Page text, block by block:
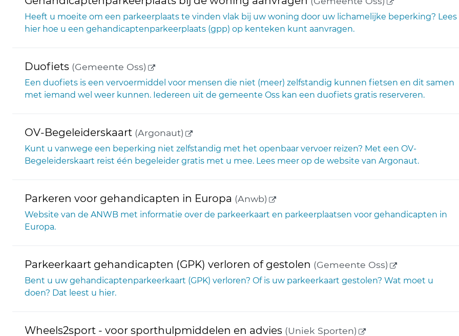
Heeft u moeite om een parkeerplaats te vinden vlak bij uw woning door uw lichamelijke beperking? Lees
hier hoe u een gehandicaptenparkeerplaats (gpp) op kenteken kunt aanvragen.
Duofiets (Gemeente Oss) (externe link)
Een duofiets is een vervoermiddel voor mensen die niet (meer) zelfstandig kunnen fietsen en dit samen
met iemand wel weer kunnen. Iedereen uit de gemeente Oss kan een duofiets gratis reserveren.
OV-Begeleiderskaart (Argonaut) (externe link)
Kunt u vanwege een beperking niet zelfstandig met het openbaar vervoer reizen? Met een OV-
Begeleiderskaart reist één begeleider gratis met u mee. Lees meer op de website van Argonaut.
Parkeren voor gehandicapten in Europa (Anwb) (externe link)
Website van de ANWB met informatie over de parkeerkaart en parkeerplaatsen voor gehandicapten in
Europa.
Parkeerkaart gehandicapten (GPK) verloren of gestolen (Gemeente Oss) (externe link)
Bent u uw gehandicaptenparkeerkaart (GPK) verloren? Of is uw parkeerkaart gestolen? Wat moet u
doen? Dat leest u hier.
Wheels2sport - voor sporthulpmiddelen en advies (Uniek Sporten) (externe link)